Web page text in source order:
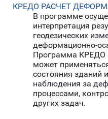
КРЕДО РАСЧЕТ
В программе
интерпретация
геодезических
деформационно-
Программа
может
состояния зданий
наблюдения за
процессами,
других задач.